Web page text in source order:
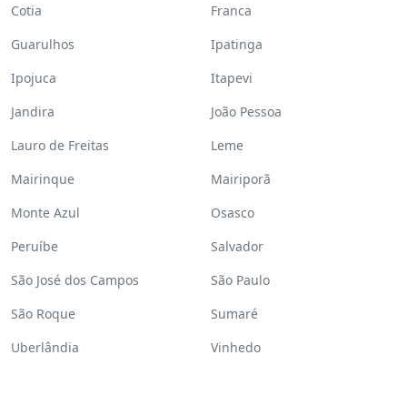
Cotia
Franca
Guarulhos
Ipatinga
Ipojuca
Itapevi
Jandira
João Pessoa
Lauro de Freitas
Leme
Mairinque
Mairiporã
Monte Azul
Osasco
Peruíbe
Salvador
São José dos Campos
São Paulo
São Roque
Sumaré
Uberlândia
Vinhedo